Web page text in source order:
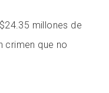
millones de
crimen que no